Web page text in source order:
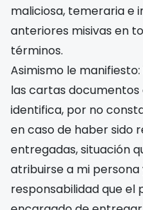
maliciosa, temeraria e
anteriores misivas en
términos.
Asimismo le
las cartas documentos
identifica, por no
en caso de haber sido
entregadas, situación
atribuirse a mi persona
responsabilidad que el